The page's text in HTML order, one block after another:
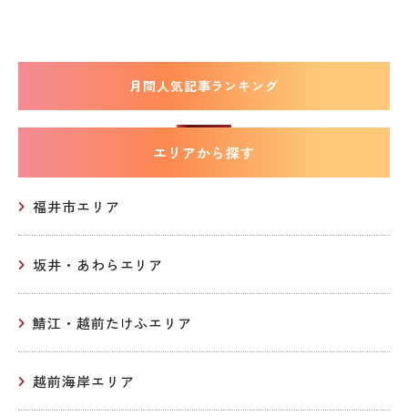
月間人気記事ランキング
エリアから探す
福井市エリア
坂井・あわらエリア
鯖江・越前たけふエリア
越前海岸エリア